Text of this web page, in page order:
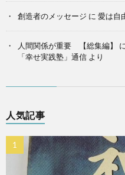
創造者のメッセージ に 愛は自
人間関係が重要 【総集編】 に
「幸せ実践塾」通信 より
人気記事